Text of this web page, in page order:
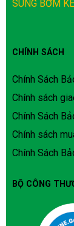
Chính sách
Chính Sách
Chính Sách